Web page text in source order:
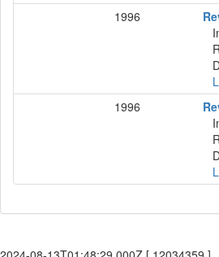
1996
1996